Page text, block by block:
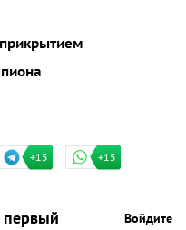
+15 +15
первый Войдите